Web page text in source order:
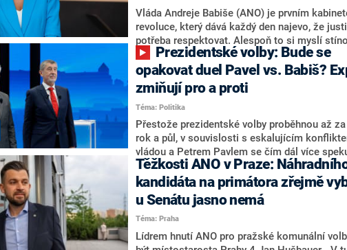
o případné kandidatuře kohokoliv ze zmíněné
značně pochybuje. Podle něj současná
nemá osobu, která by Pavlovi mohla
Vláda Andreje Babiše (ANO) je prvním
revoluce, který dává každý den najevo, že
potřeba respektovat. Alespoň to si myslí
ministryně spravedlnosti ODS Eva Decroix. V
rozhovoru pro CNN Prima NEWS si nebrala
ohledně politického výkonu svého nástupce
Tejce (za ANO) či vládní zmocněnkyně pro
práva Taťány Malé (ANO). Označením „svoloč“
adresu vlády prý byla ještě hodná. Decroix se
vrátila k volební porážce koalice Spolu či
hnutí Naše Česko Martina Kuby.
opakovat duel Pavel vs. Babiš?
zmiňují pro a proti
Téma: Politika
Přestože prezidentské volby proběhnou až
rok a půl, v souvislosti s eskalujícím
vládou a Petrem Pavlem se čím dál více
tom, koho by do bitvy o Hrad mohla vyslat
koalice. Někteří političtí komentátoři znovu
jméno premiéra Andreje Babiše (ANO). Jak
pravděpodobné, že se v prezidentských
bude znovu opakovat souboj z roku 2023?
Těžkosti ANO v Praze:
kandidáta na primátora zřejmě
u Senátu jasno nemá
Téma: Praha
Lídrem hnutí ANO pro pražské komunální